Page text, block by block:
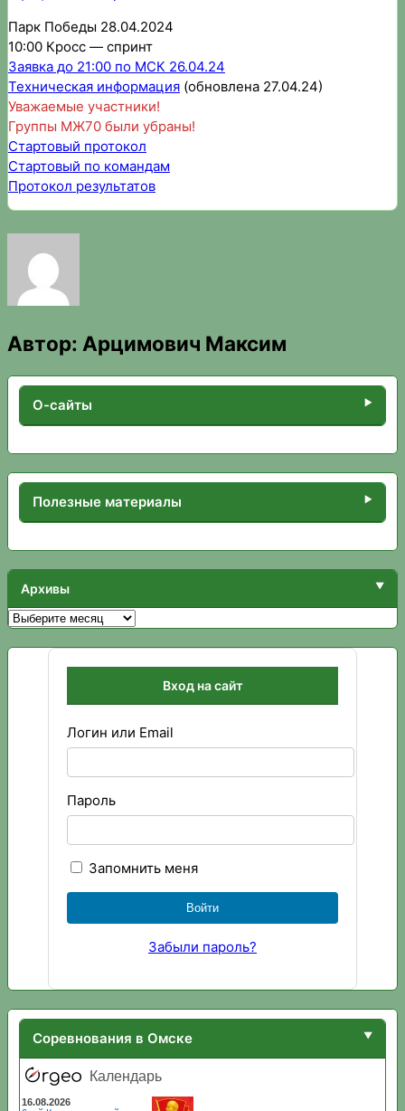
Парк Победы 28.04.2024
10:00 Кросс — спринт
Заявка до 21:00 по МСК 26.04.24
Техническая информация (обновлена 27.04.24)
Уважаемые участники!
Группы МЖ70 были убраны!
Стартовый протокол
Стартовый по командам
Протокол результатов
Автор: Арцимович Максим
О-сайты
Полезные материалы
Архивы
Архивы
Вход на сайт
Логин или Email
Пароль
Запомнить меня
Забыли пароль?
Соревнования в Омске